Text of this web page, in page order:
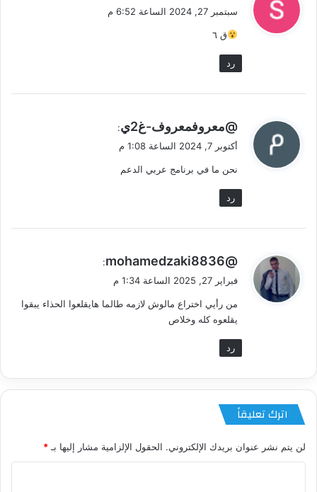
ل
سبتمبر 27, 2024 الساعة 6:52 م
ق ٦
رد
ي
ق
ل
@معروفمعروف-غ2ي
:
أكتوبر 7, 2024 الساعة 1:08 م
نحن ما في برنامج عربي الدعم
رد
ي
ل
@mohamedzaki8836
:
فبراير 27, 2025 الساعة 1:34 م
من رأيي اختراع مالوش لازمه طالما هايقلعوا الحذاء يبقوا
يقلعوه كله وخلاص
رد
اترك تعليقاً
لن يتم نشر عنوان بريدك الإلكتروني. الحقول الإلزامية مشار إليها بـ *